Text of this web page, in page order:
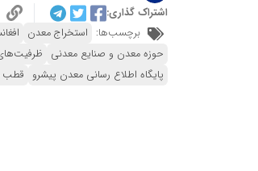
اشتراک گذاری:
برچسب‌ها: استخراج معدن
حوزه معدن و صنایع معدنی
پایگاه اطلاع رسانی معدن پیشرو قطب